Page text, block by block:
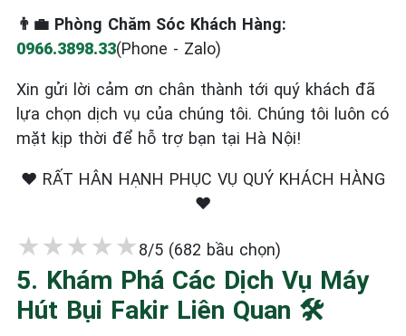
👨‍💼 Phòng Chăm Sóc Khách Hàng:
0966.3898.33(Phone - Zalo)
Xin gửi lời cảm ơn chân thành tới quý khách đã
lựa chọn dịch vụ của chúng tôi. Chúng tôi luôn có
mặt kịp thời để hỗ trợ bạn tại Hà Nội!
❤️ RẤT HÂN HẠNH PHỤC VỤ QUÝ KHÁCH HÀNG
❤️
★ ★ ★ ★ ★8/5 (682 bầu chọn)
5. Khám Phá Các Dịch Vụ Máy
Hút Bụi Fakir Liên Quan 🛠️